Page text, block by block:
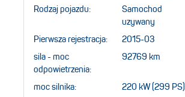
Rodzaj pojazdu:
Samochod
uzywany
Pierwsza rejestracja: 2015-03
sila - moc
odpowietrzenia:
92769 km
moc silnika: 220 kW (299 PS)